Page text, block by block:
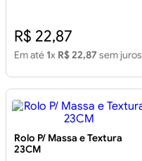
R$ 22,87
Em até 1x R$ 22,87 sem juros
Rolo P/ Massa e Textura
23CM